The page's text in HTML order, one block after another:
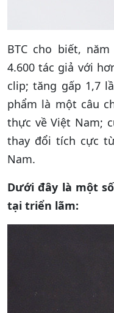
BTC cho biết,
4.600 tác giả với
clip; tăng gấp 1,7
phẩm là một câu
thực về Việt Nam;
thay đổi tích cực
Nam.
Dưới đây là một
tại triển lãm: